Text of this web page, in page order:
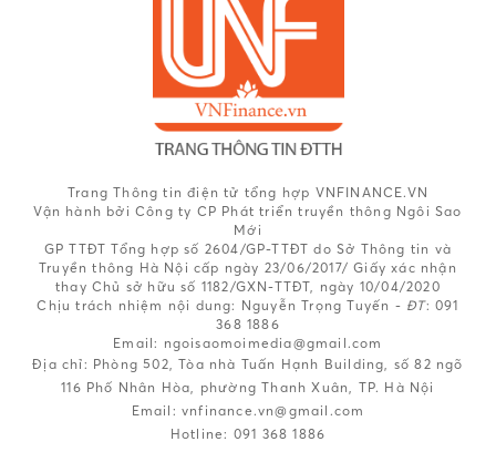
Trang Thông tin điện tử tổng hợp VNFINANCE.VN
Vận hành bởi Công ty CP Phát triển truyền thông Ngôi Sao
Mới
GP TTĐT Tổng hợp số 2604/GP-TTĐT do Sở Thông tin và
Truyền thông Hà Nội cấp ngày 23/06/2017/ Giấy xác nhận
thay Chủ sở hữu số 1182/GXN-TTĐT, ngày 10/04/2020
Chịu trách nhiệm nội dung: Nguyễn Trọng Tuyến - ĐT: 091
368 1886
Email: ngoisaomoimedia@gmail.com
Địa chỉ: Phòng 502, Tòa nhà Tuấn Hạnh Building, số 82 ngõ
116 Phố Nhân Hòa, phường Thanh Xuân, TP. Hà Nội
Email: vnfinance.vn@gmail.com
Hotline: 091 368 1886